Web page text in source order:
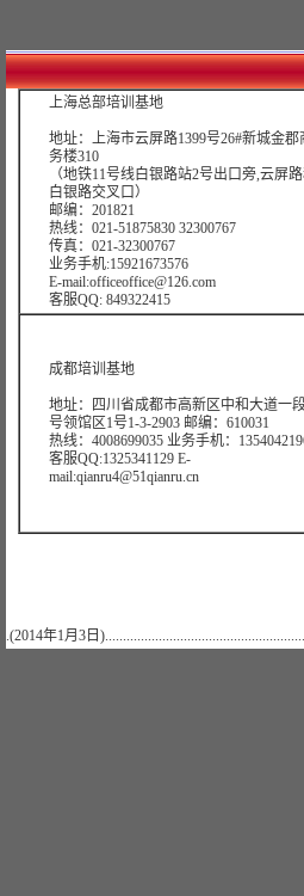
上海总部培训基地
地址：上海市云屏路1399号26#新城金郡
务楼310
（地铁11号线白银路站2号出口旁,云屏路
白银路交叉口）
邮编：201821
热线：021-51875830 32300767
传真：021-32300767
业务手机:15921673576
E-mail:officeoffice@126.com
客服QQ: 849322415
成都培训基地
地址：四川省成都市高新区中和大道一
号领馆区1号1-3-2903 邮编：610031
热线：4008699035 业务手机：
客服QQ:1325341129 E-
mail:qianru4@51qianru.cn
.(2014年1月3日